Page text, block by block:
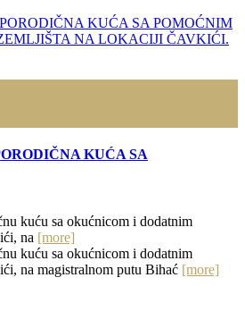
KUĆA SA
kuću sa okućnicom i dodatnim
na [more]
kuću sa okućnicom i dodatnim
na magistralnom putu Bihać [more]